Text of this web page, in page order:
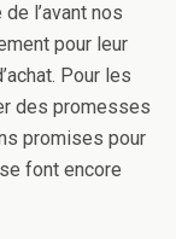
l’avant nos
pour leur
Pour les
des promesses
promises pour
font encore